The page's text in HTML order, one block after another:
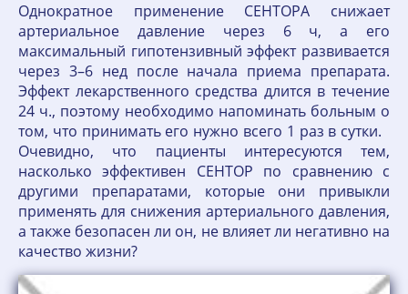
Однократное применение СЕНТОРА снижает
артериальное давление через 6 ч, а его
максимальный гипотензивный эффект развивается
через 3–6 нед после начала приема препарата.
Эффект лекарственного средства длится в течение
24 ч., поэтому необходимо напоминать больным о
том, что принимать его нужно всего 1 раз в сутки.
Очевидно, что пациенты интересуются тем,
насколько эффективен СЕНТОР по сравнению с
другими препаратами, которые они привыкли
применять для снижения артериального давления,
а также безопасен ли он, не влияет ли негативно на
качество жизни?